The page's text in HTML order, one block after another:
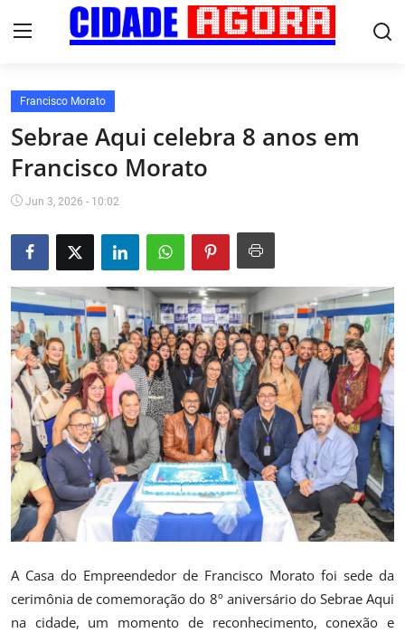
Início
Fale Conosco
Brasil
Cidades
Esportes
Tecnologia
Cultura
Saúde
Francisco Morato
Sebrae Aqui celebra 8 anos em
Francisco Morato
Jun 3, 2026 - 10:02
A Casa do Empreendedor de Francisco Morato foi sede da
cerimônia de comemoração do 8º aniversário do Sebrae Aqui
na cidade, um momento de reconhecimento, conexão e